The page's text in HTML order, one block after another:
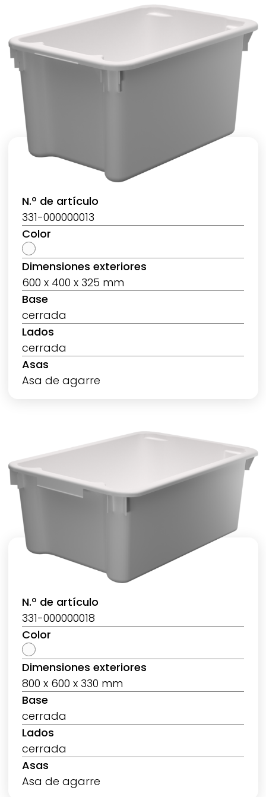
N.º de artículo
331-000000013
Color
Dimensiones exteriores
600 x 400 x 325 mm
Base
cerrada
Lados
cerrada
Asas
Asa de agarre
N.º de artículo
331-000000018
Color
Dimensiones exteriores
800 x 600 x 330 mm
Base
cerrada
Lados
cerrada
Asas
Asa de agarre